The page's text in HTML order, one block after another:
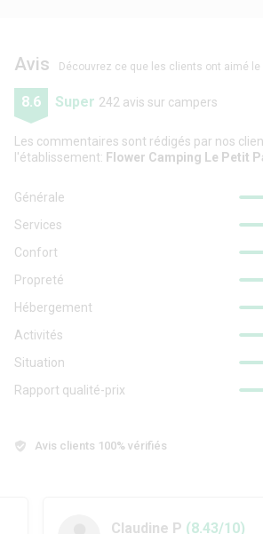
Avis Découvrez ce que les clients ont aimé le
8.6 Super 242 avis sur campers
Les commentaires sont rédigés par nos
l'établissement: Flower Camping Le Petit
Générale
Services
Confort
Propreté
Hébergement
Activités
Situation
Rapport qualité-prix
Avis clients 100% vérifiés
Claudine P (8.43/10)